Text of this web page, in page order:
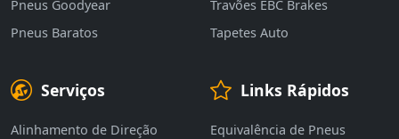
Pneus Goodyear
Pneus Baratos
Travões EBC Brakes
Tapetes Auto
Serviços
Alinhamento de Direção
Links Rápidos
Equivalência de Pneus